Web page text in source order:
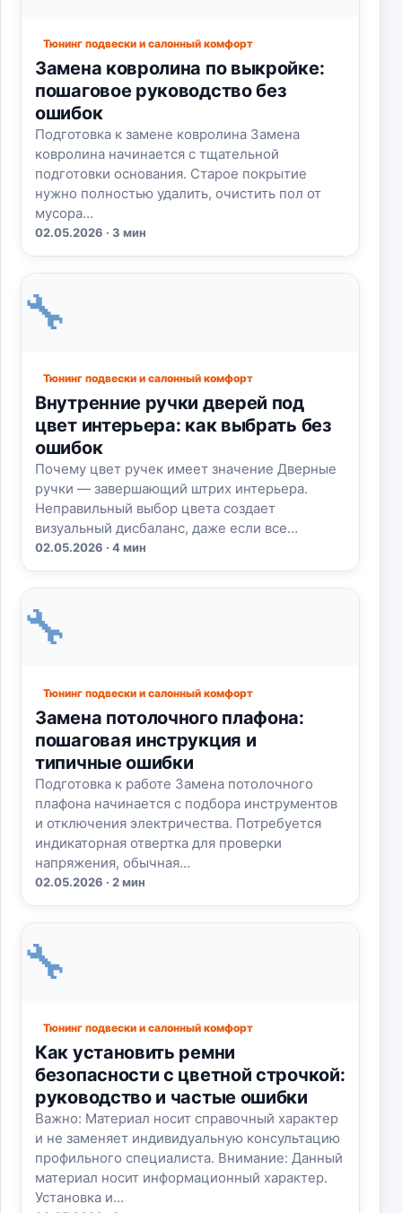
Тюнинг подвески и салонный комфорт
Замена ковролина по выкройке:
пошаговое руководство без
ошибок
Подготовка к замене ковролина Замена
ковролина начинается с тщательной
подготовки основания. Старое покрытие
нужно полностью удалить, очистить пол от
мусора…
02.05.2026 · 3 мин
🔧
Тюнинг подвески и салонный комфорт
Внутренние ручки дверей под
цвет интерьера: как выбрать без
ошибок
Почему цвет ручек имеет значение Дверные
ручки — завершающий штрих интерьера.
Неправильный выбор цвета создает
визуальный дисбаланс, даже если все…
02.05.2026 · 4 мин
🔧
Тюнинг подвески и салонный комфорт
Замена потолочного плафона:
пошаговая инструкция и
типичные ошибки
Подготовка к работе Замена потолочного
плафона начинается с подбора инструментов
и отключения электричества. Потребуется
индикаторная отвертка для проверки
напряжения, обычная…
02.05.2026 · 2 мин
🔧
Тюнинг подвески и салонный комфорт
Как установить ремни
безопасности с цветной строчкой:
руководство и частые ошибки
Важно: Материал носит справочный характер
и не заменяет индивидуальную консультацию
профильного специалиста. Внимание: Данный
материал носит информационный характер.
Установка и…